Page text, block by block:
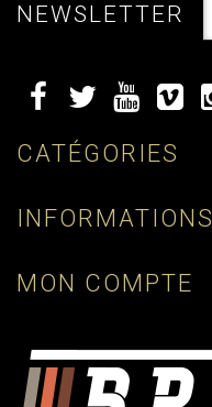
NEWSLETTER
CATÉGORIES
INFORMATIONS
MON COMPTE